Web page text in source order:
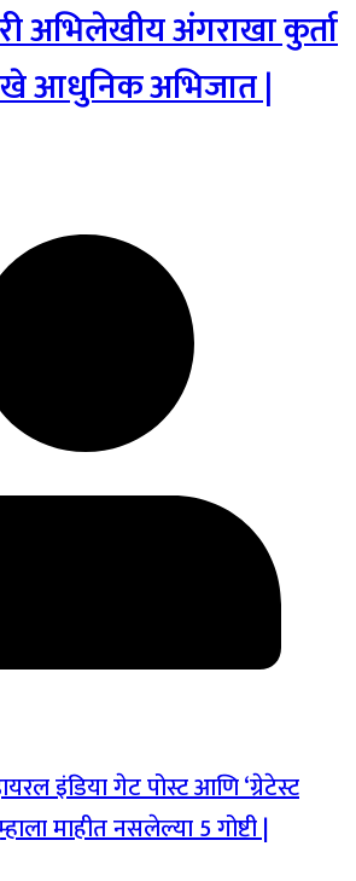
अभिलेखीय अंगराखा कुर्ता
आधुनिक अभिजात |